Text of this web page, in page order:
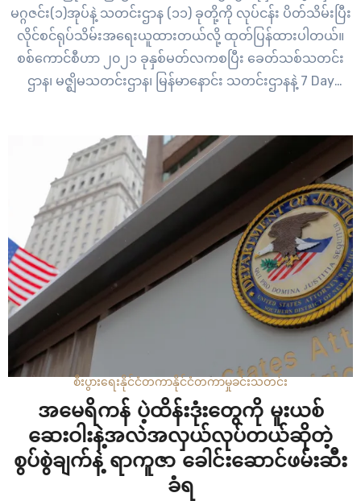
မဂ္ဂဇင်း(၁)အုပ်နဲ့ သတင်းဌာန (၁၁) ခုတို့ကို လုပ်ငန်း ပိတ်သိမ်းပြီး
လိုင်စင်ရုပ်သိမ်းအရေးယူထားတယ်လို့ ထုတ်ပြန်ထားပါတယ်။
စစ်ကောင်စီဟာ ၂၀၂၁ ခုနှစ်မတ်လကစပြီး ခေတ်သစ်သတင်း
ဌာန၊ မဇ္ဈိမသတင်းဌာန၊ မြန်မာနောင်း သတင်းဌာနနဲ့ 7 Day
နဲ့ သတင်းလွတ်လပ်ခွင့်ကိုကြောက်တော့…
စီးပွားရေးနိုင်ငံတကာနိုင်ငံတကာမှုခင်းသတင်း
အမေရိကန် ပဲ့ထိန်းဒုံးတွေကို မူးယစ်
ဆေးဝါးနဲ့အလဲအလှယ်လုပ်တယ်ဆိုတဲ့
စွပ်စွဲချက်နဲ့ ရာကူဇာ ခေါင်းဆောင်ဖမ်းဆီး
ခံရ